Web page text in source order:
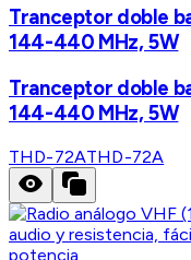
Tranceptor doble
144-440 MHz, 5W
Tranceptor doble
144-440 MHz, 5W
THD-72ATHD-72A